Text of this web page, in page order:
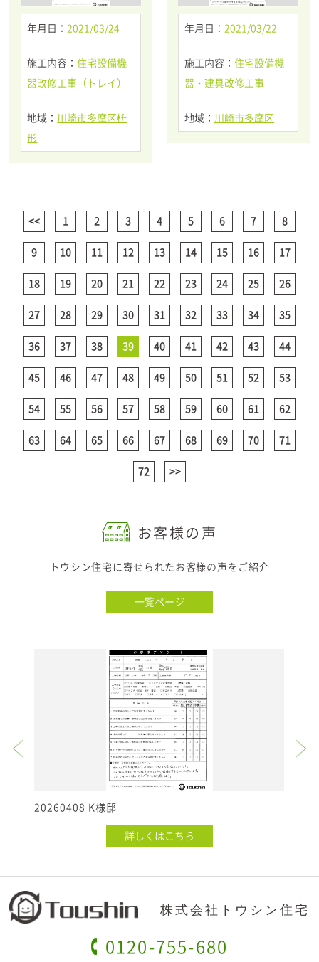
年月日：2021/03/24
施工内容：住宅設備機
器改修工事（トレイ）
地域： 川崎市多摩区枡
形
年月日： 2021/03/22
施工内容： 住宅設備機
器・建具改修工事
地域： 川崎市多摩区
<< 1 2 3 4 5 6 7 8
9 10 11 12 13 14 15 16 17
18 19 20 21 22 23 24 25 26
27 28 29 30 31 32 33 34 35
36 37 38 39 40 41 42 43 44
45 46 47 48 49 50 51 52 53
54 55 56 57 58 59 60 61 62
63 64 65 66 67 68 69 70 71
72 >>
一覧ページ
お客様の声
トウシン住宅に寄せられたお客様の声をご紹介
20260408 K様邸
詳しくはこちら
株式会社トウシン住宅
0120-755-680